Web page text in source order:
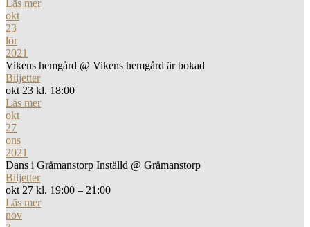
Läs mer
okt
23
lör
2021
Vikens hemgård @ Vikens hemgård är bokad
Biljetter
okt 23 kl. 18:00
Läs mer
okt
27
ons
2021
Dans i Gråmanstorp Inställd @ Gråmanstorp
Biljetter
okt 27 kl. 19:00 – 21:00
Läs mer
nov